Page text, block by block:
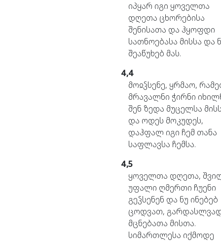
იპყარ იგი ყოველთა
დღეთა ცხორებისა
შენისათა და ჰყოფდი
სათნოებასა მისსა და
შეაწუხებ მას.
4,4
მოჲჴსენე, ყრმაო,
მრავალნი ჭირნი
შენ ზედა მუცელსა
და ოდეს მოკუდეს,
დაჰფალ იგი ჩემ თანა
საფლავსა ჩემსა.
4,5
ყოველთა დღეთა,
უფალი ღმერთი ჩუენი
გეჴსენენ და ნუ ინებებ
ცოდვათ,
მცნებათა მისთა.
სიმართლესა იქმოდე